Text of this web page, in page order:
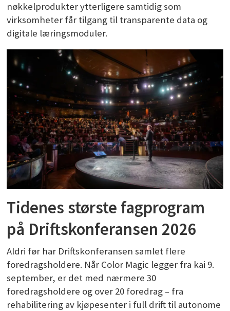
nøkkelprodukter ytterligere samtidig som
virksomheter får tilgang til transparente data og
digitale læringsmoduler.
Tidenes største fagprogram
på Driftskonferansen 2026
Aldri før har Driftskonferansen samlet flere
foredragsholdere. Når Color Magic legger fra kai 9.
september, er det med nærmere 30
foredragsholdere og over 20 foredrag – fra
rehabilitering av kjøpesenter i full drift til autonome